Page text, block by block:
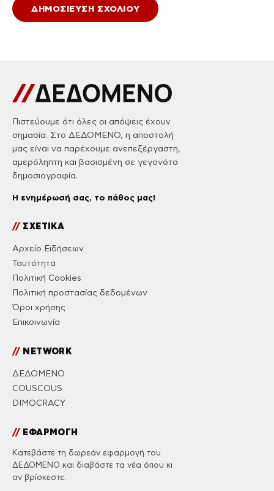
Πιστεύουμε ότι όλες οι απόψεις έχουν
σημασία. Στο ΔΕΔΟΜΕΝΟ, η αποστολή
μας είναι να παρέχουμε ανεπεξέργαστη,
αμερόληπτη και βασισμένη σε γεγονότα
δημοσιογραφία.
Η ενημέρωσή σας, το πάθος μας!
//ΣΧΕΤΙΚΑ
Αρχείο Ειδήσεων
Ταυτότητα
Πολιτική Cookies
Πολιτική προστασίας δεδομένων
Όροι χρήσης
Επικοινωνία
//NETWORK
ΔΕΔΟΜΕΝΟ
COUSCOUS
DIMOCRACY
//ΕΦΑΡΜΟΓΗ
Κατεβάστε τη δωρεάν εφαρμογή του
ΔΕΔΟΜΕΝΟ και διαβάστε τα νέα όπου κι
αν βρίσκεστε.